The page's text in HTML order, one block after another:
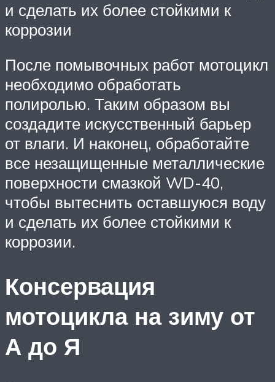
и сделать их более стойкими к
коррозии
После помывочных работ мотоцикл
необходимо обработать
полиролью. Таким образом вы
создадите искусственный барьер
от влаги. И наконец, обработайте
все незащищенные металлические
поверхности смазкой WD-40,
чтобы вытеснить оставшуюся воду
и сделать их более стойкими к
коррозии.
Консервация
мотоцикла на зиму от
А до Я